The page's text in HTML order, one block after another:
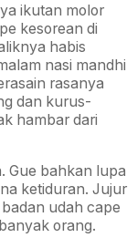
ikutan molor
kesorean di
habis
nasi mandhi
rasanya
dan kurus-
hambar dari
Gue bahkan lupa
ketiduran. Jujur
udah cape
orang.